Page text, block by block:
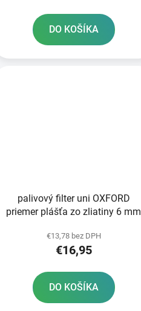
DO KOŠÍKA
palivový filter uni OXFORD
priemer plášťa zo zliatiny 6 mm
€13,78 bez DPH
€16,95
DO KOŠÍKA